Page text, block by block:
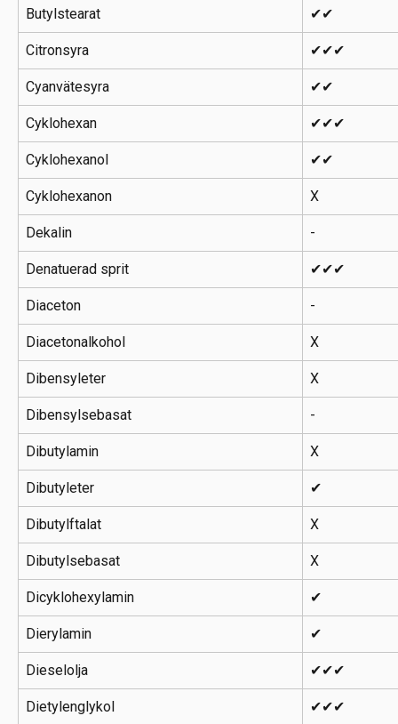
Butylstearat ✔✔
Citronsyra ✔✔✔
Cyanvätesyra ✔✔
Cyklohexan ✔✔✔
Cyklohexanol ✔✔
Cyklohexanon X
Dekalin -
Denatuerad sprit ✔✔✔
Diaceton -
Diacetonalkohol X
Dibensyleter X
Dibensylsebasat -
Dibutylamin X
Dibutyleter ✔
Dibutylftalat X
Dibutylsebasat X
Dicyklohexylamin ✔
Dierylamin ✔
Dieselolja ✔✔✔
Dietylenglykol ✔✔✔